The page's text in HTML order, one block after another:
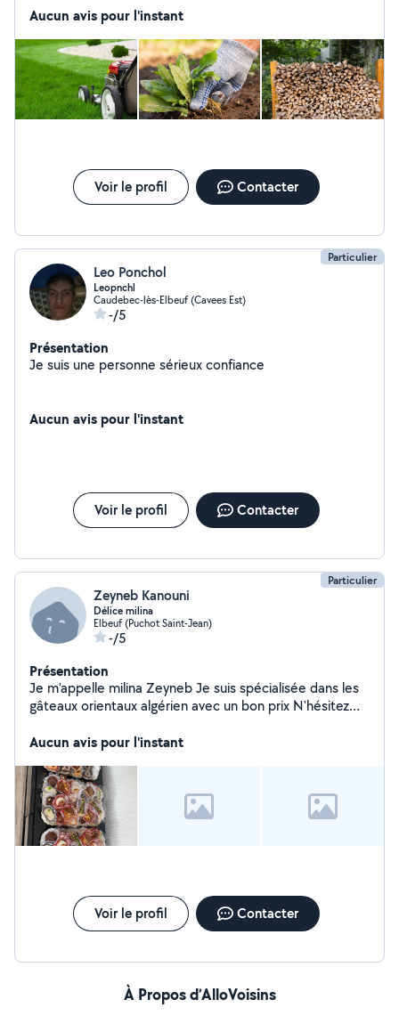
Aucun avis pour l'instant
Voir le profil Contacter
Particulier
Leo Ponchol
Leopnchl
Caudebec-lès-Elbeuf (Cavees Est)
-/5
Présentation
Je suis une personne sérieux confiance
Aucun avis pour l'instant
Voir le profil Contacter
Particulier
Zeyneb Kanouni
Délice milina
Elbeuf (Puchot Saint-Jean)
-/5
Présentation
Je m'appelle milina Zeyneb Je suis spécialisée dans les
gâteaux orientaux algérien avec un bon prix N'hésitez
Aucun avis pour l'instant
Voir le profil Contacter
À Propos d’AlloVoisins